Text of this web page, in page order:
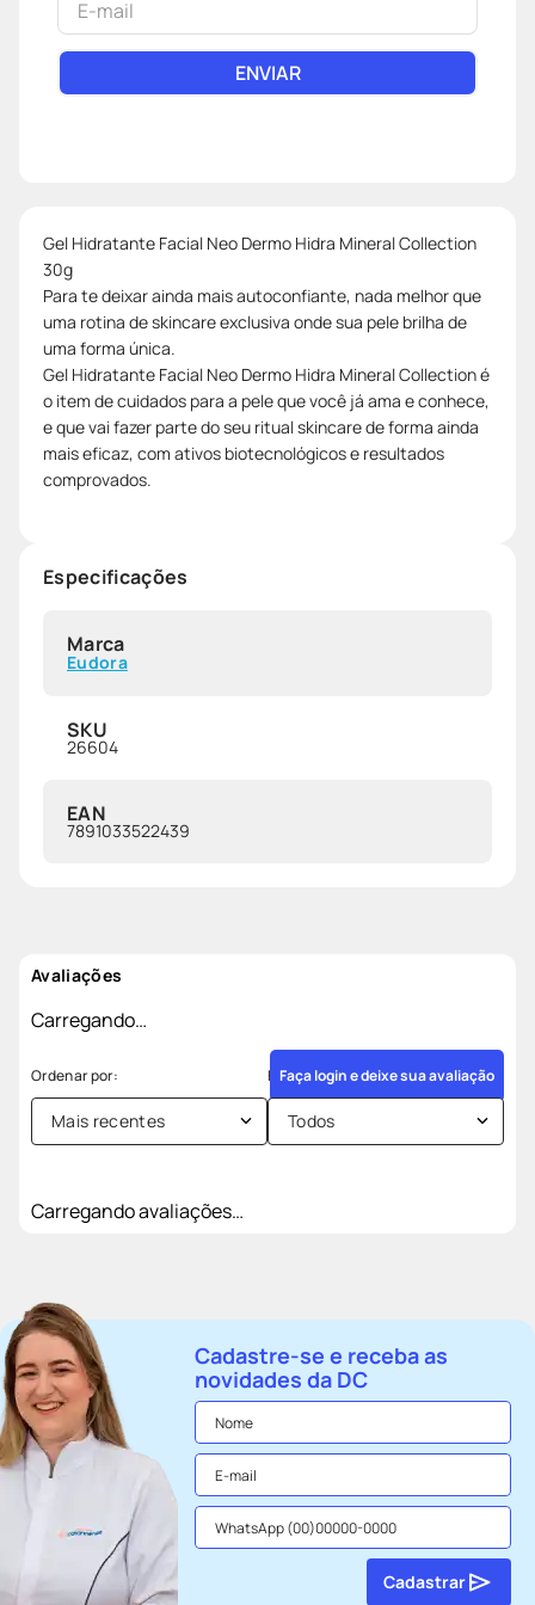
ENVIAR
Gel Hidratante Facial Neo Dermo Hidra Mineral Collection
30g
Para te deixar ainda mais autoconfiante, nada melhor que
uma rotina de skincare exclusiva onde sua pele brilha de
uma forma única.
Gel Hidratante Facial Neo Dermo Hidra Mineral Collection é
o item de cuidados para a pele que você já ama e conhece,
e que vai fazer parte do seu ritual skincare de forma ainda
mais eficaz, com ativos biotecnológicos e resultados
comprovados.
Especificações
Marca
Eudora
SKU
26604
EAN
7891033522439
Avaliações
Carregando…
Faça login e deixe sua avaliação
Mais recentes Todos
Carregando avaliações…
Cadastre-se e receba as
novidades da DC
Cadastrar